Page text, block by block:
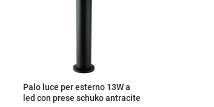
Palo luce per esterno 13W a
led con prese schuko antracite